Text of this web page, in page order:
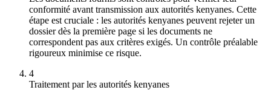
conformité avant transmission aux autorités kenyanes. Cette
étape est cruciale : les autorités kenyanes peuvent rejeter un
dossier dès la première page si les documents ne
correspondent pas aux critères exigés. Un contrôle préalable
rigoureux minimise ce risque.
4
Traitement par les autorités kenyanes